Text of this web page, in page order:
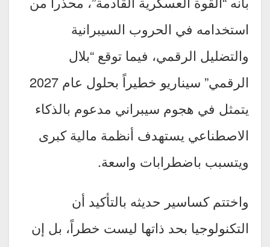
استخدامه في الحروب السيبرانية
والتضليل الرقمي، فيما توقع “بلال
الرقمي” سيناريو خطيراً بحلول عام 2027
يتمثل في هجوم سيبراني مدعوم بالذكاء
الاصطناعي يستهدف أنظمة مالية كبرى
ويتسبب باضطرابات واسعة.
واختتم كساسير حديثه بالتأكيد أن
التكنولوجيا بحد ذاتها ليست خطراً، بل إن